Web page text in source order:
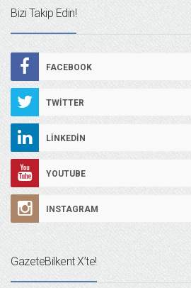
Bizi Takip Edin!
FACEBOOK
TWITTER
LINKEDIN
YOUTUBE
INSTAGRAM
GazeteBilkent X’te!